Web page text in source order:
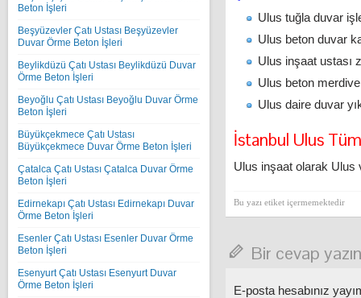
Beton İşleri
Beşyüzevler Çatı Ustası Beşyüzevler
Duvar Örme Beton İşleri
Beylikdüzü Çatı Ustası Beylikdüzü Duvar
Örme Beton İşleri
Beyoğlu Çatı Ustası Beyoğlu Duvar Örme
Beton İşleri
Büyükçekmece Çatı Ustası
Büyükçekmece Duvar Örme Beton İşleri
Çatalca Çatı Ustası Çatalca Duvar Örme
Beton İşleri
Edirnekapı Çatı Ustası Edirnekapı Duvar
Örme Beton İşleri
Esenler Çatı Ustası Esenler Duvar Örme
Beton İşleri
Esenyurt Çatı Ustası Esenyurt Duvar
Örme Beton İşleri
Ulus tuğla duvar
Ulus beton duvar
Ulus inşaat ustası
Ulus beton
Ulus daire duvar
İstanbul Ulus
Ulus inşaat olarak Ulus
Bu yazı etiket içermemektedir
Bir cevap yazın
E-posta hesabınız